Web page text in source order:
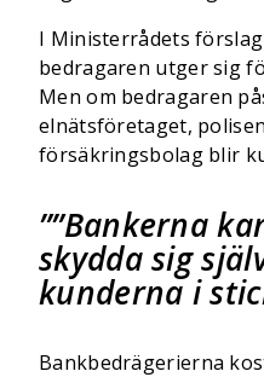
I Ministerrådets
bedragaren utger sig
Men om bedragaren
elnätsföretaget,
försäkringsbolag blir
”Bankerna
skydda sig
kunderna i
Bankbedrägerierna